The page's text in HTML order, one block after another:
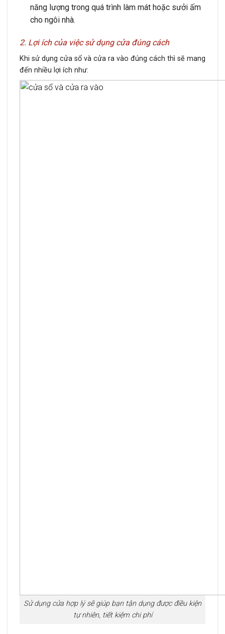
năng lượng trong quá trình làm mát hoặc sưởi ấm
cho ngôi nhà.
2. Lợi ích của việc sử dụng cửa đúng cách
Khi sử dụng cửa sổ và cửa ra vào đúng cách thì sẽ mang
đến nhiều lợi ích như:
Sử dụng cửa hợp lý sẽ giúp bạn tận dụng được điều kiện
tự nhiên, tiết kiệm chi phí